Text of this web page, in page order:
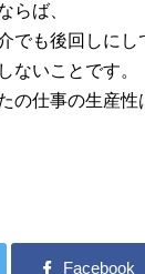
らば、
でも後回しにし
ないことです。
の仕事の生産性